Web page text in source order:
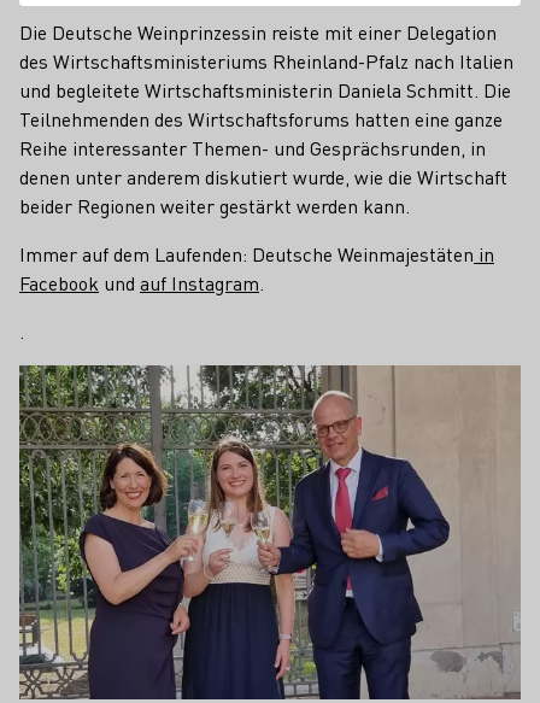
Die Deutsche Weinprinzessin reiste mit einer Delegation
des Wirtschaftsministeriums Rheinland-Pfalz nach Italien
und begleitete Wirtschaftsministerin Daniela Schmitt. Die
Teilnehmenden des Wirtschaftsforums hatten eine ganze
Reihe interessanter Themen- und Gesprächsrunden, in
denen unter anderem diskutiert wurde, wie die Wirtschaft
beider Regionen weiter gestärkt werden kann.
Immer auf dem Laufenden: Deutsche Weinmajestäten in
Facebook und auf Instagram